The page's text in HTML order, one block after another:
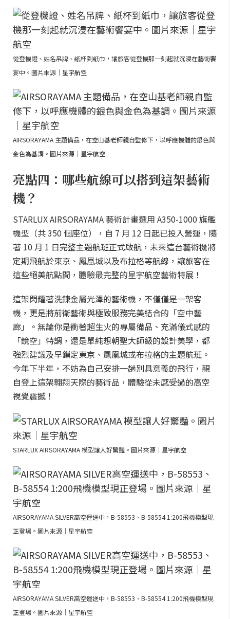
從登機證、姓名吊牌、紙杯到紙巾，讓旅客從登機那一刻起就沉浸在藝術饗
宴中。圖片來源｜星宇航空
AIRSORAYAMA 主題備品，在空山基老師親自監修下，以呼應機體的銀色與
金色為基調。圖片來源｜星宇航空
亮點四：哪些航線可以搭到這架藝術
機？
STARLUX AIRSORAYAMA 藝術計畫選用 A350-1000 旗艦
機型（共 350 個座位），自 7 月 12 日起已投入營運，隨
著 10 月 1 日完整主題航班正式啟航，未來這台藝術機將
定期飛航於東京、鳳凰城以及布拉格等航線，讓旅客在
這些絕美航點間，體驗最完整的星宇航空藝術特展！
這架閃耀著洗鍊金屬光澤的藝術機，不僅僅是一架客
機，更是將前衛藝術與極致服務完美結合的「空中藝
廊」。無論你是衝著超生火的專屬備品、充滿儀式感的
「鏡空」特調，還是單純想朝聖大師級的設計美學，都
強烈建議及早鎖定東京、鳳凰城或布拉格的主題航班。
今年下半年，不妨為自己安排一趟別具意義的飛行，親
自登上這架翱翔天際的藝術品，體驗從未感受過的高空
視覺震撼！
STARLUX AIRSORAYAMA 模型讓人好驚豔。圖片來源｜星宇航空
AIRSORAYAMA SILVER高空運送中，B-58553、B-58554 1:200飛機模型現
正登場。圖片來源｜星宇航空
AIRSORAYAMA SILVER高空運送中，B-58553、B-58554 1:200飛機模型現
正登場。圖片來源｜星宇航空